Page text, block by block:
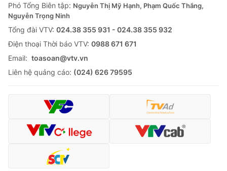
Phó Tổng Biên tập: Nguyễn Thị Mỹ Hạnh, Phạm Quốc Thắng,
Nguyễn Trọng Ninh
Tổng đài VTV: 024.38 355 931 - 024.38 355 932
Ðiện thoại Thời báo VTV: 0988 671 671
Email: toasoan@vtv.vn
Liên hệ quảng cáo: (024) 626 79595